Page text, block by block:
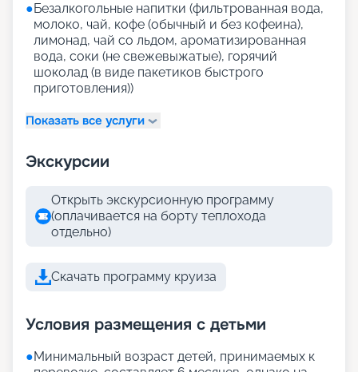
●Безалкогольные напитки (фильтрованная вода,
молоко, чай, кофе (обычный и без кофеина),
лимонад, чай со льдом, ароматизированная
вода, соки (не свежевыжатые), горячий
шоколад (в виде пакетиков быстрого
приготовления))
Показать все услуги
Экскурсии
Открыть экскурсионную программу
(оплачивается на борту теплохода
отдельно)
Скачать программу круиза
Условия размещения с детьми
●Минимальный возраст детей, принимаемых к